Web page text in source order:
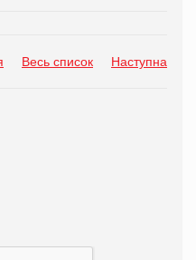
Весь список Наступна